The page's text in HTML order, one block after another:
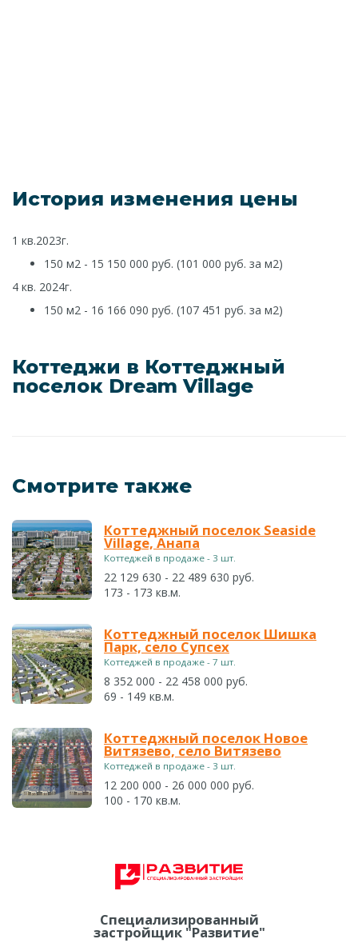
История изменения цены
1 кв.2023г.
150 м2 - 15 150 000 руб. (101 000 руб. за м2)
4 кв. 2024г.
150 м2 - 16 166 090 руб. (107 451 руб. за м2)
Коттеджи в Коттеджный
поселок Dream Village
Смотрите также
Коттеджный поселок Seaside
Village, Анапа
Коттеджей в продаже - 3 шт.
22 129 630 - 22 489 630 руб.
173 - 173 кв.м.
Коттеджный поселок Шишка
Парк, село Супсех
Коттеджей в продаже - 7 шт.
8 352 000 - 22 458 000 руб.
69 - 149 кв.м.
Коттеджный поселок Новое
Витязево, село Витязево
Коттеджей в продаже - 3 шт.
12 200 000 - 26 000 000 руб.
100 - 170 кв.м.
Специализированный
застройщик "Развитие"